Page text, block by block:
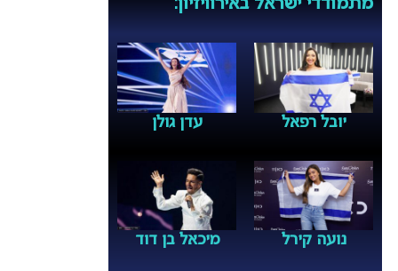
מתמודדי ישראל באירוויזיון:
יובל רפאל עדן גולן
נועה קירל מיכאל בן דוד